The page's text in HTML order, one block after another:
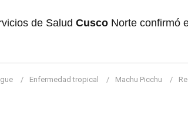
de Salud Cusco Norte confirmó
Enfermedad tropical Machu Picchu